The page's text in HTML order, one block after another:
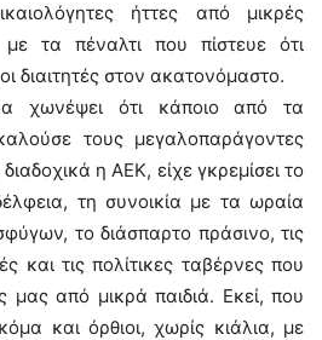
ήττες από μικρές
τα πέναλτι που πίστευε ότι
διαιτητές στον ακατονόμαστο.
χωνέψει ότι κάποιο από τα
τους μεγαλοπαράγοντες
η ΑΕΚ, είχε γκρεμίσει το
τη συνοικία με τα ωραία
το διάσπαρτο πράσινο, τις
και τις πολίτικες ταβέρνες που
μας από μικρά παιδιά. Εκεί, που
και όρθιοι, χωρίς κιάλια, με